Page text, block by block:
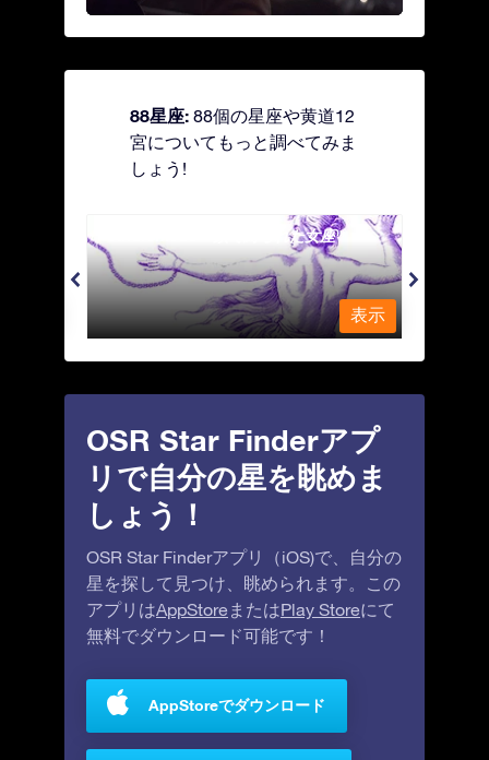
88星座: 88個の星座や黄道12
宮についてもっと調べてみま
しょう!
Andromeda - 鎖で縛られた女座
表示
OSR Star Finderアプ
リで自分の星を眺めま
しょう！
OSR Star Finderアプリ（iOS)で、自分の
星を探して見つけ、眺められます。この
アプリはAppStore またはPlay Storeにて
無料でダウンロード可能です！
AppStoreでダウンロード